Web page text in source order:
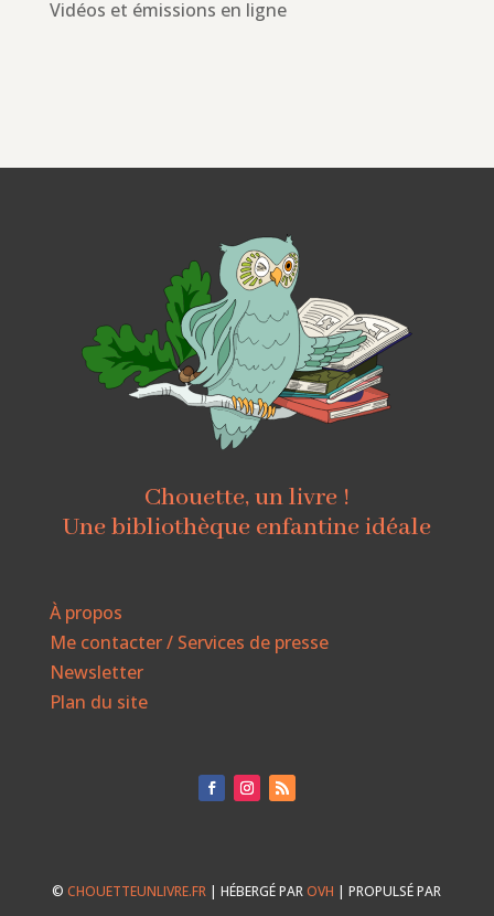
Vidéos et émissions en ligne
Chouette, un livre !
Une bibliothèque enfantine idéale
À propos
Me contacter / Services de presse
Newsletter
Plan du site
©CHOUETTEUNLIVRE.FR | HÉBERGÉ PAROVH | PROPULSÉ PAR